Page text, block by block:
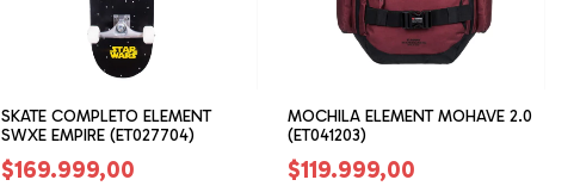
SKATE COMPLETO ELEMENT
SWXE EMPIRE (ET027704)
$169.999,00
MOCHILA ELEMENT MOHAVE 2.0
(ET041203)
$119.999,00